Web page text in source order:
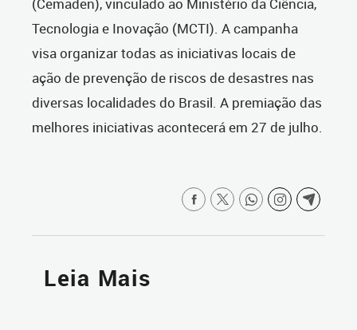
(Cemaden), vinculado ao Ministério da Ciência,
Tecnologia e Inovação (MCTI). A campanha
visa organizar todas as iniciativas locais de
ação de prevenção de riscos de desastres nas
diversas localidades do Brasil. A premiação das
melhores iniciativas acontecerá em 27 de julho.
Leia Mais